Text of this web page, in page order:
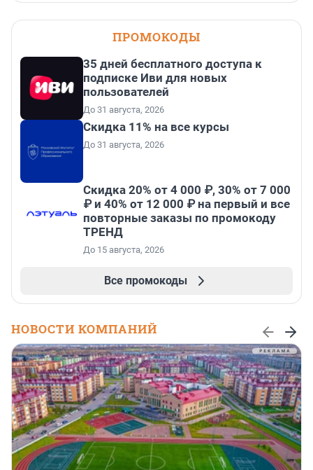
ПРОМОКОДЫ
35 дней бесплатного доступа к
подписке Иви для новых
пользователей
До 31 августа, 2026
Скидка 11% на все курсы
До 31 августа, 2026
Скидка 20% от 4 000 ₽, 30% от 7 000
₽ и 40% от 12 000 ₽ на первый и все
повторные заказы по промокоду
ТРЕНД
До 15 августа, 2026
Все промокоды
НОВОСТИ КОМПАНИЙ